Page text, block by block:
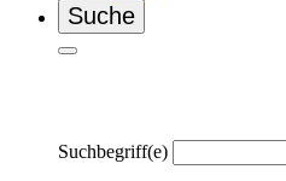
Suche
Suchbegriff(e)